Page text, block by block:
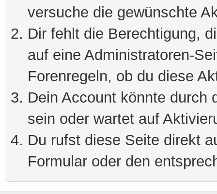
versuche die gewünschte
Dir fehlt die Berechtigung,
auf eine Administratoren-
Forenregeln, ob du diese
Dein Account könnte durch
sein oder wartet auf
Du rufst diese Seite direkt
Formular oder den